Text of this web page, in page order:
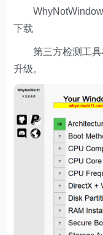
下载
第三方检测工具
升级。